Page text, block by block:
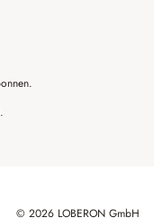
© 2026 LOBERON GmbH